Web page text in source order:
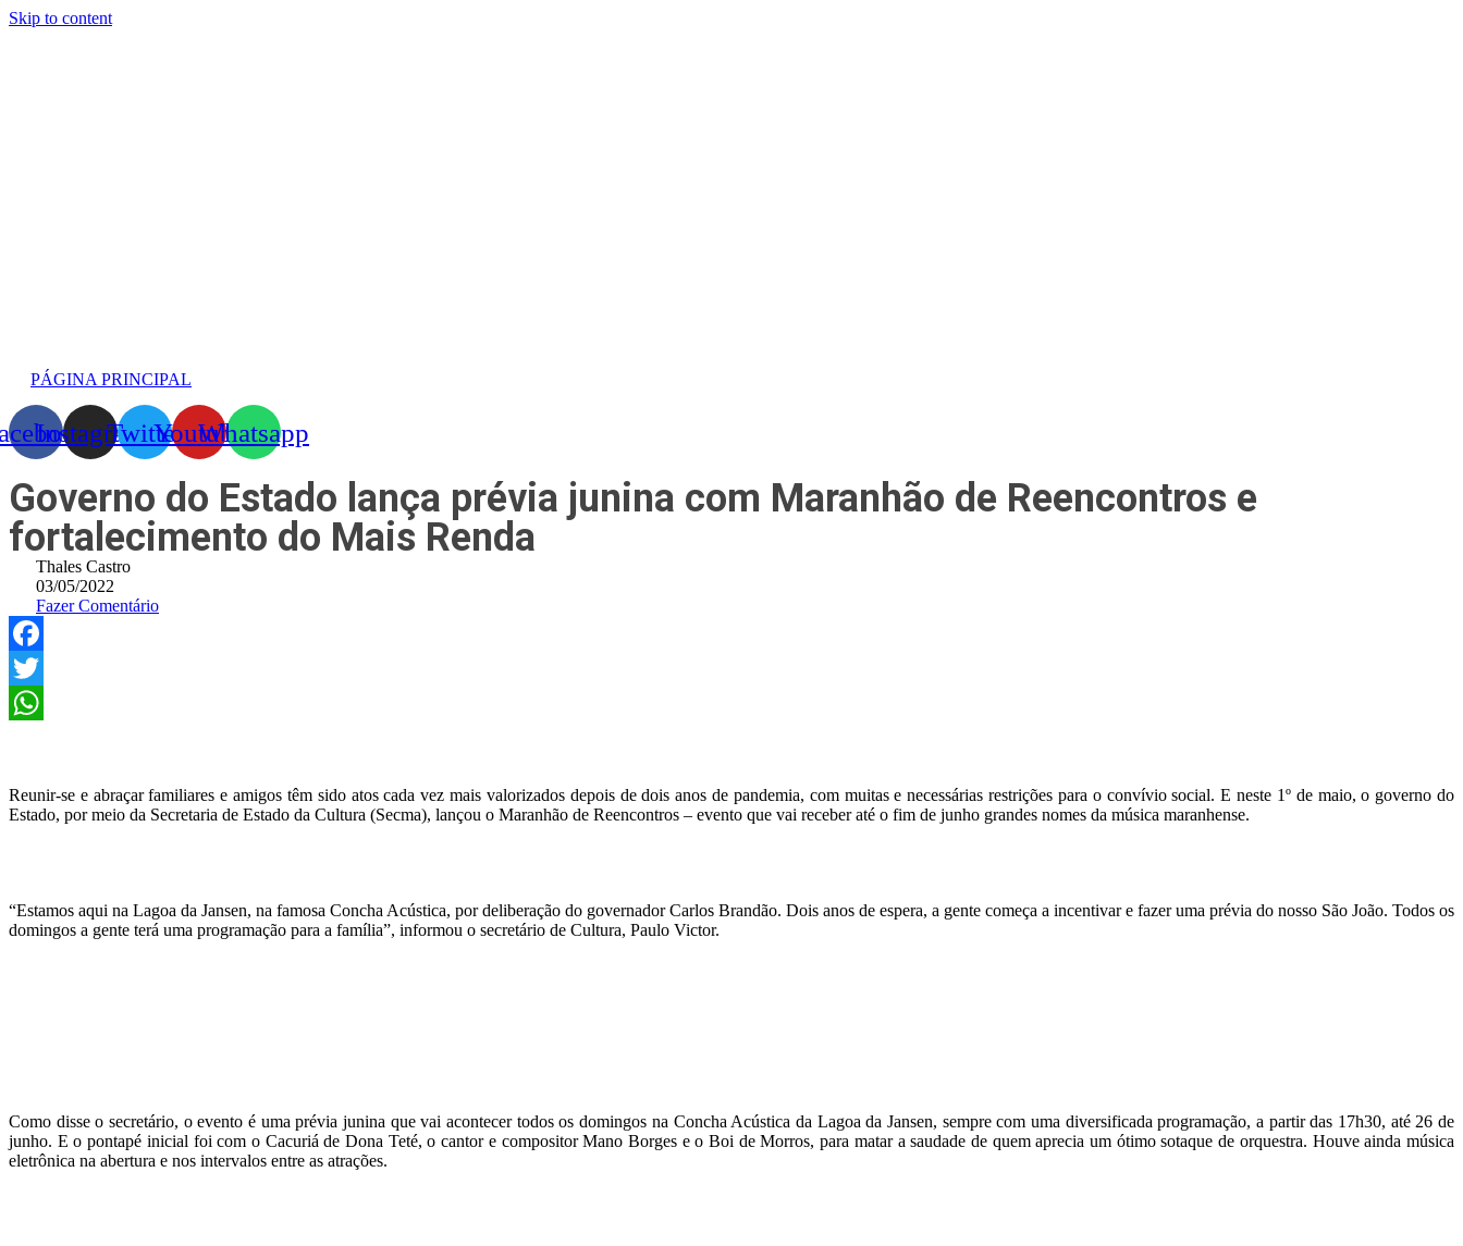
Skip to content
PÁGINA PRINCIPAL
InstagramTwitterYoutubeWhatsapp
Governo do Estado lança prévia junina com Maranhão de Reencontros e
fortalecimento do Mais Renda
Thales Castro
03/05/2022
Fazer Comentário
Facebook
Twitter
Reunir-se e abraçar familiares e amigos têm sido atos cada vez mais valorizados depois de dois anos de pandemia, com muitas e necessárias restrições para o convívio social. E neste 1º de maio, o governo do
Estado, por meio da Secretaria de Estado da Cultura (Secma), lançou o Maranhão de Reencontros – evento que vai receber até o fim de junho grandes nomes da música maranhense.
“Estamos aqui na Lagoa da Jansen, na famosa Concha Acústica, por deliberação do governador Carlos Brandão. Dois anos de espera, a gente começa a incentivar e fazer uma prévia do nosso São João. Todos os
domingos a gente terá uma programação para a família”, informou o secretário de Cultura, Paulo Victor.
Como disse o secretário, o evento é uma prévia junina que vai acontecer todos os domingos na Concha Acústica da Lagoa da Jansen, sempre com uma diversificada programação, a partir das 17h30, até 26 de
junho. E o pontapé inicial foi com o Cacuriá de Dona Teté, o cantor e compositor Mano Borges e o Boi de Morros, para matar a saudade de quem aprecia um ótimo sotaque de orquestra. Houve ainda música
eletrônica na abertura e nos intervalos entre as atrações.